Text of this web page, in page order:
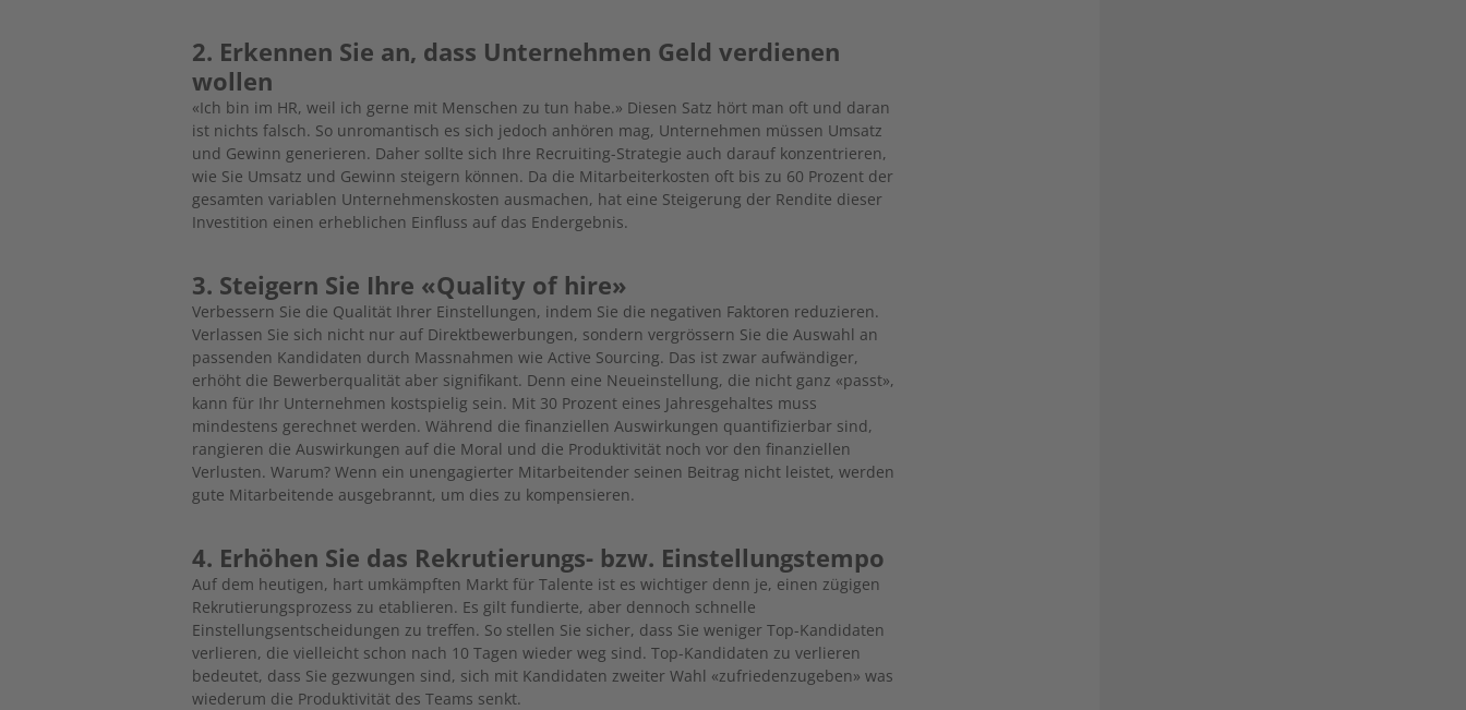
2. Erkennen Sie an, dass Unternehmen Geld verdienen
wollen
«Ich bin im HR, weil ich gerne mit Menschen zu tun habe.» Diesen Satz hört man oft und daran
ist nichts falsch. So unromantisch es sich jedoch anhören mag, Unternehmen müssen Umsatz
und Gewinn generieren. Daher sollte sich Ihre Recruiting-Strategie auch darauf konzentrieren,
wie Sie Umsatz und Gewinn steigern können. Da die Mitarbeiterkosten oft bis zu 60 Prozent der
gesamten variablen Unternehmenskosten ausmachen, hat eine Steigerung der Rendite dieser
Investition einen erheblichen Einfluss auf das Endergebnis.
3. Steigern Sie Ihre «Quality of hire»
Verbessern Sie die Qualität Ihrer Einstellungen, indem Sie die negativen Faktoren reduzieren.
Verlassen Sie sich nicht nur auf Direktbewerbungen, sondern vergrössern Sie die Auswahl an
passenden Kandidaten durch Massnahmen wie Active Sourcing. Das ist zwar aufwändiger,
erhöht die Bewerberqualität aber signifikant. Denn eine Neueinstellung, die nicht ganz «passt»,
kann für Ihr Unternehmen kostspielig sein. Mit 30 Prozent eines Jahresgehaltes muss
mindestens gerechnet werden. Während die finanziellen Auswirkungen quantifizierbar sind,
rangieren die Auswirkungen auf die Moral und die Produktivität noch vor den finanziellen
Verlusten. Warum? Wenn ein unengagierter Mitarbeitender seinen Beitrag nicht leistet, werden
gute Mitarbeitende ausgebrannt, um dies zu kompensieren.
4. Erhöhen Sie das Rekrutierungs- bzw. Einstellungstempo
Auf dem heutigen, hart umkämpften Markt für Talente ist es wichtiger denn je, einen zügigen
Rekrutierungsprozess zu etablieren. Es gilt fundierte, aber dennoch schnelle
Einstellungsentscheidungen zu treffen. So stellen Sie sicher, dass Sie weniger Top-Kandidaten
verlieren, die vielleicht schon nach 10 Tagen wieder weg sind. Top-Kandidaten zu verlieren
bedeutet, dass Sie gezwungen sind, sich mit Kandidaten zweiter Wahl «zufriedenzugeben» was
wiederum die Produktivität des Teams senkt.